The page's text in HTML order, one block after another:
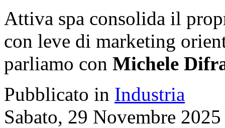
Attiva spa consolida il
con leve di marketing
parliamo con Michele
Pubblicato in Industria
Sabato, 29 Novembre